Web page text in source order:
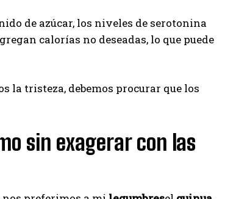
de azúcar, los niveles de serotonina
calorías no deseadas, lo que puede
tristeza, debemos procurar que los
sin exagerar con las